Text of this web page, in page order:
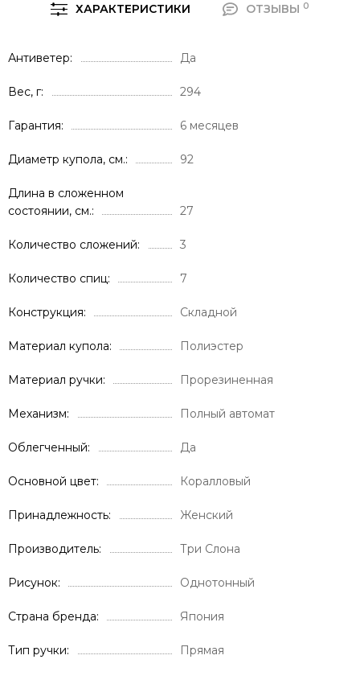
ХАРАКТЕРИСТИКИ ОТЗЫВЫ 0
Антиветер Да
Вес, г 294
Гарантия 6 месяцев
Диаметр купола, см. 92
Длина в сложенном
состоянии, см.
27
Количество сложений 3
Количество спиц 7
Конструкция Складной
Материал купола Полиэстер
Материал ручки Прорезиненная
Механизм Полный автомат
Облегченный Да
Основной цвет Коралловый
Принадлежность Женский
Производитель Три Слона
Рисунок Однотонный
Страна бренда Япония
Тип ручки Прямая